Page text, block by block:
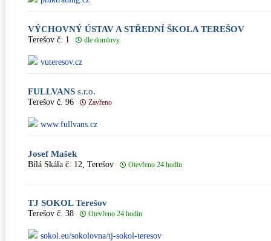
VÝCHOVNÝ ÚSTAV A STŘEDNÍ ŠKOLA TEREŠOV
Terešov č. 1 dle domluvy
vuteresov.cz
FULLVANS s.r.o.
Terešov č. 96 Zavřeno
www.fullvans.cz
Josef Mašek
Bílá Skála č. 12, Terešov Otevřeno 24 hodin
TJ SOKOL Terešov
Terešov č. 38 Otevřeno 24 hodin
sokol.eu/sokolovna/tj-sokol-teresov